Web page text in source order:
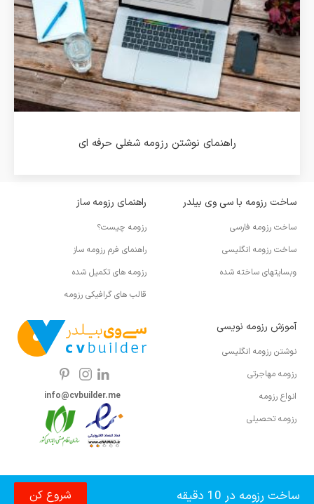
راهنمای نوشتن رزومه شغلی حرفه ای
ساخت رزومه در 10 دقیقه شروع کن
ساخت رزومه با سی وی بیلدر
ساخت رزومه فارسی
ساخت رزومه انگلیسی
وبسایتهای ساخته شده
راهنمای رزومه ساز
رزومه چیست؟
راهنمای فرم رزومه ساز
رزومه های تکمیل شده
قالب های گرافیکی رزومه
آموزش رزومه نویسی
نوشتن رزومه انگلیسی
رزومه مهاجرتی
انواع رزومه
رزومه تحصیلی
info@cvbuilder.me
© 2026 کلیه حقوق برای cvbuilder.me محفوظ است